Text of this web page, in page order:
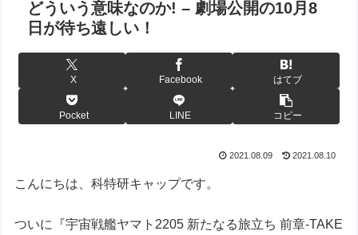
どういう意味なのか! – 劇場公開の10月8
日が待ち遠しい！
X Facebook はてブ
Pocket LINE コピー
2021.08.09 2021.08.10
こんにちは、科特研キャップです。
ついに『宇宙戦艦ヤマト2205 新たなる旅立ち 前章-TAKE